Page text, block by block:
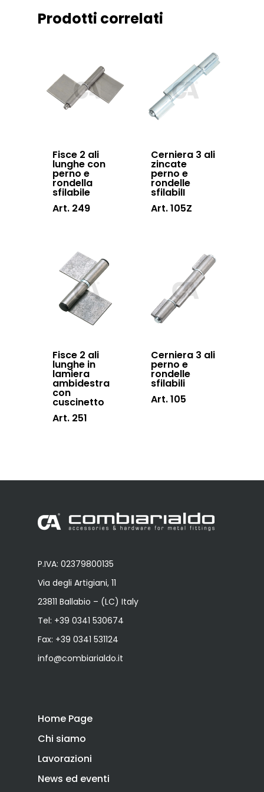
Prodotti correlati
Fisce 2 ali
lunghe con
perno e
rondella
sfilabile
Art. 249
Cerniera 3 ali
zincate
perno e
rondelle
sfilabilI
Art. 105Z
Fisce 2 ali
lunghe in
lamiera
ambidestra
con
cuscinetto
Art. 251
Cerniera 3 ali
perno e
rondelle
sfilabili
Art. 105
P.IVA: 02379800135
Via degli Artigiani, 11
23811 Ballabio – (LC) Italy
Tel: +39 0341 530674
Fax: +39 0341 531124
info@combiarialdo.it
Home Page
Chi siamo
Lavorazioni
News ed eventi
scorrevoli
Accessori
sospesi
Swing gates
Sistemi di
Hardware
Inox
Certificazioni
Contatti